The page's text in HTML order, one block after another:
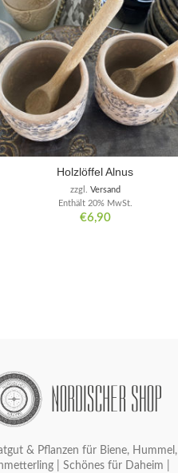
Holzlöffel Alnus
€6,90
Enthält 20% MwSt.
zzgl. Versand
& Pflanzen für Biene, Hummel,
| Schönes für Daheim |